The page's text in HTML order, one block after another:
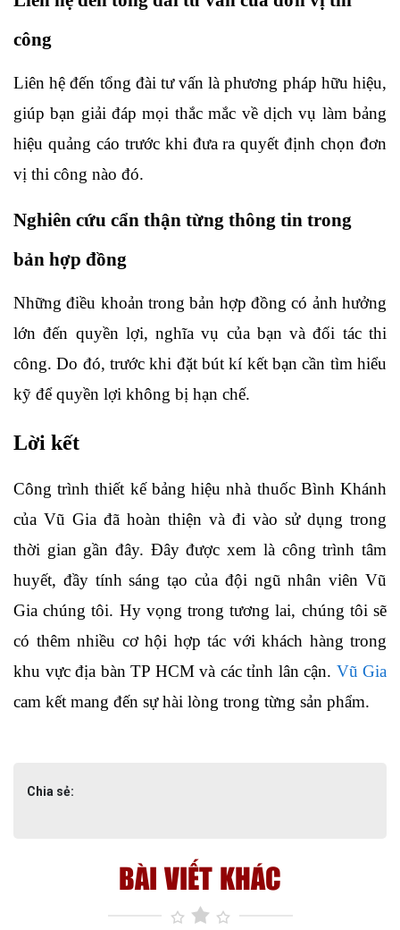
công
Liên hệ đến tổng đài tư vấn là phương pháp hữu hiệu,
giúp bạn giải đáp mọi thắc mắc về dịch vụ làm bảng
hiệu quảng cáo trước khi đưa ra quyết định chọn đơn
vị thi công nào đó.
Nghiên cứu cẩn thận từng thông tin trong
bản hợp đồng
Những điều khoản trong bản hợp đồng có ảnh hưởng
lớn đến quyền lợi, nghĩa vụ của bạn và đối tác thi
công. Do đó, trước khi đặt bút kí kết bạn cần tìm hiểu
kỹ để quyền lợi không bị hạn chế.
Lời kết
Công trình thiết kế bảng hiệu nhà thuốc Bình Khánh
của Vũ Gia đã hoàn thiện và đi vào sử dụng trong
thời gian gần đây. Đây được xem là công trình tâm
huyết, đầy tính sáng tạo của đội ngũ nhân viên Vũ
Gia chúng tôi. Hy vọng trong tương lai, chúng tôi sẽ
có thêm nhiều cơ hội hợp tác với khách hàng trong
khu vực địa bàn TP HCM và các tỉnh lân cận. Vũ Gia
cam kết mang đến sự hài lòng trong từng sản phẩm.
Chia sẻ:
BÀI VIẾT KHÁC